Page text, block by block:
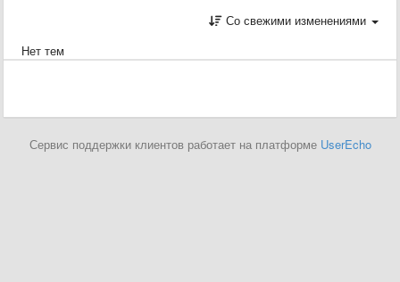
Со свежими изменениями
Нет тем
Сервис поддержки клиентов работает на платформе UserEcho